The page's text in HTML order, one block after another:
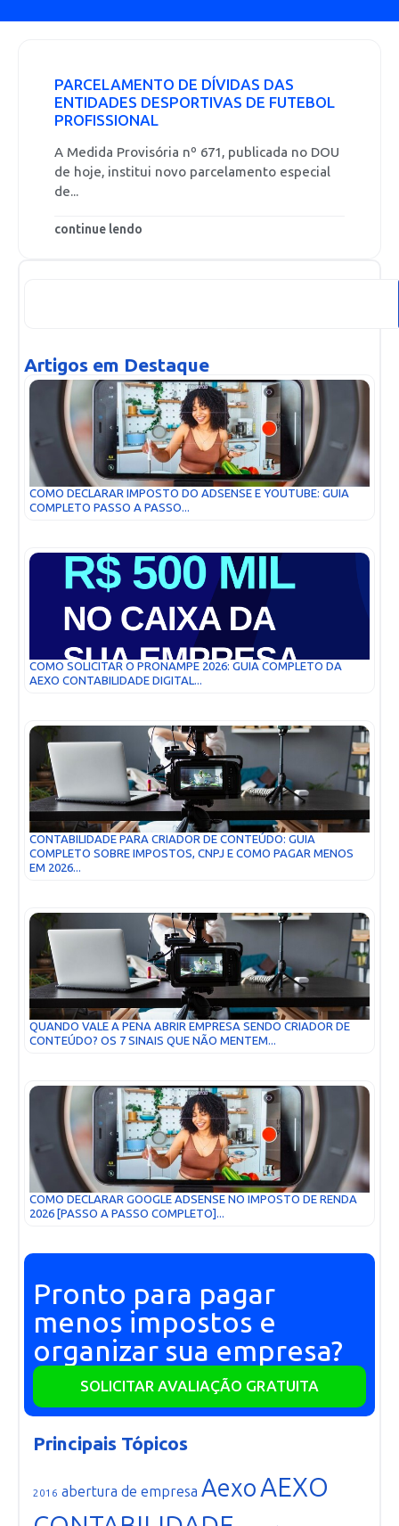
PARCELAMENTO DE DÍVIDAS DAS
ENTIDADES DESPORTIVAS DE FUTEBOL
PROFISSIONAL
A Medida Provisória nº 671, publicada no DOU
de hoje, institui novo parcelamento especial
de...
continue lendo
Artigos em Destaque
COMO DECLARAR IMPOSTO DO ADSENSE E YOUTUBE: GUIA
COMPLETO PASSO A PASSO...
COMO SOLICITAR O PRONAMPE 2026: GUIA COMPLETO DA
AEXO CONTABILIDADE DIGITAL...
CONTABILIDADE PARA CRIADOR DE CONTEÚDO: GUIA
COMPLETO SOBRE IMPOSTOS, CNPJ E COMO PAGAR MENOS
EM 2026...
QUANDO VALE A PENA ABRIR EMPRESA SENDO CRIADOR DE
CONTEÚDO? OS 7 SINAIS QUE NÃO MENTEM...
COMO DECLARAR GOOGLE ADSENSE NO IMPOSTO DE RENDA
2026 [PASSO A PASSO COMPLETO]...
Pronto para pagar
menos impostos e
organizar sua empresa?
SOLICITAR AVALIAÇÃO GRATUITA
Principais Tópicos
2016 abertura de empresa AexoAEXO